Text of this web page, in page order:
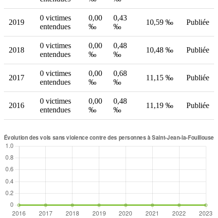
2019
0 victimes
entendues
0,00
‰
0,43
‰
10,59 ‰ Publiée
2018
0 victimes
entendues
0,00
‰
0,48
‰
10,48 ‰ Publiée
2017
0 victimes
entendues
0,00
‰
0,68
‰
11,15 ‰ Publiée
2016
0 victimes
entendues
0,00
‰
0,48
‰
11,19 ‰ Publiée